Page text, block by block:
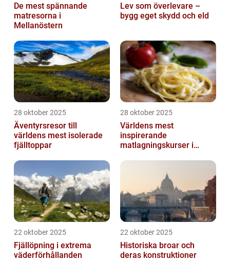
De mest spännande
matresorna i
Mellanöstern
Lev som överlevare –
bygg eget skydd och eld
28 oktober 2025
Äventyrsresor till
världens mest isolerade
fjälltoppar
28 oktober 2025
Världens mest
inspirerande
matlagningskurser i
22 oktober 2025
Fjällöpning i extrema
väderförhållanden
22 oktober 2025
Historiska broar och
deras konstruktioner